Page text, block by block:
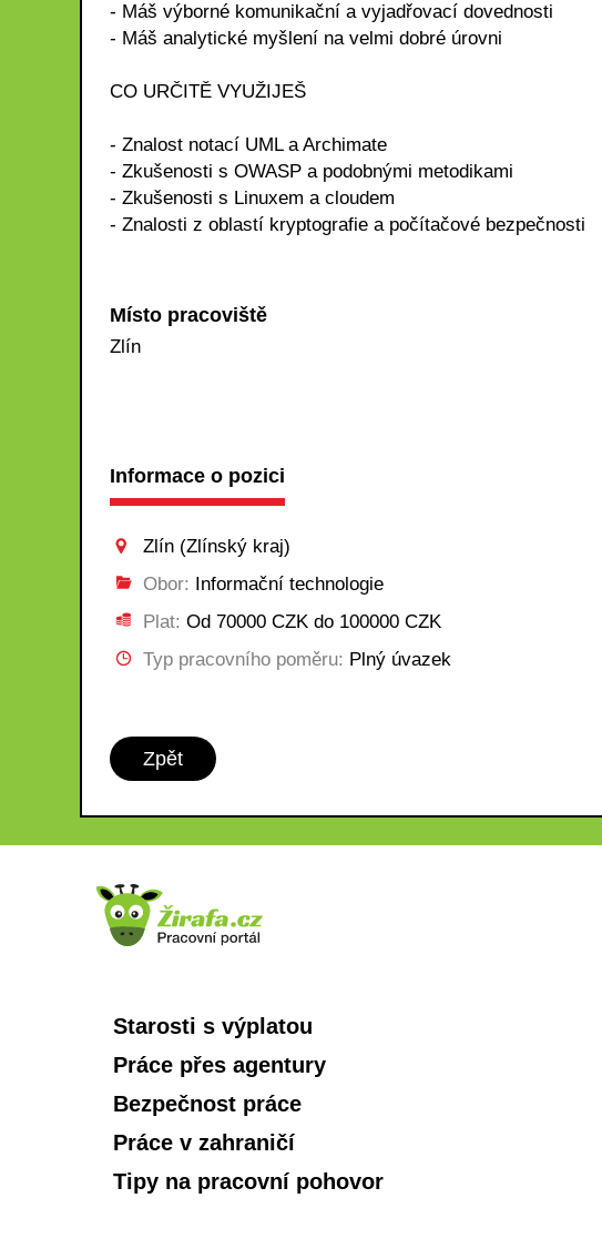
- Máš výborné komunikační a vyjadřovací dovednosti
- Máš analytické myšlení na velmi dobré úrovni
CO URČITĚ VYUŽIJEŠ
- Znalost notací UML a Archimate
- Zkušenosti s OWASP a podobnými metodikami
- Zkušenosti s Linuxem a cloudem
- Znalosti z oblastí kryptografie a počítačové bezpečnosti
Místo pracoviště
Zlín
Informace o pozici
Zlín (Zlínský kraj)
Obor: Informační technologie
Plat: Od 70000 CZK do 100000 CZK
Typ pracovního poměru: Plný úvazek
Zpět
Starosti s výplatou
Práce přes agentury
Bezpečnost práce
Práce v zahraničí
Tipy na pracovní pohovor